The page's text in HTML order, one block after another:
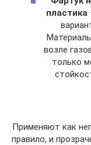
пластика
возле
только
Применяют как
правило, и